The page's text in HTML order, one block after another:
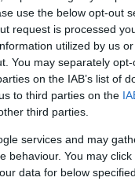
use the below opt-out
request is processed
utilized by us
You may separately
on the IAB’s list of
to third parties on the
third parties.
services and may
behaviour. You may
data for below